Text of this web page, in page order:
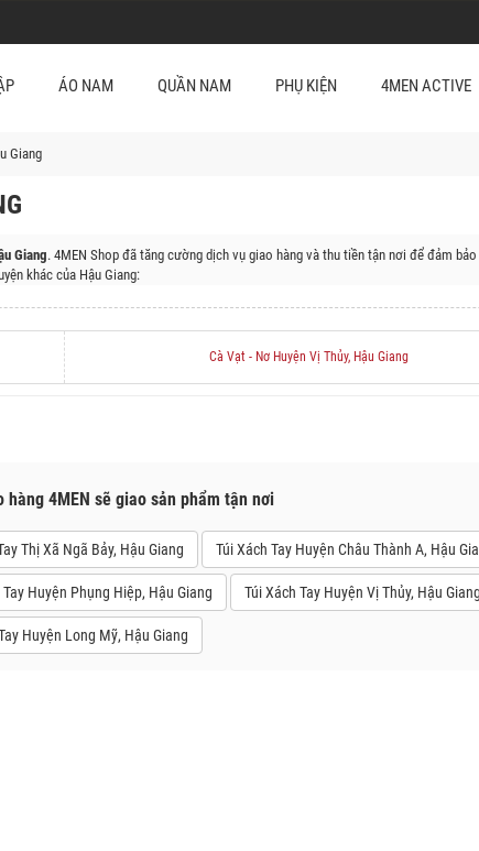
ÁO NAM QUẦN NAM PHỤ KIỆN 4MEN ACTIVE
Giang
Giang. 4MEN Shop đã tăng cường dịch vụ giao hàng và thu tiền tận nơi để đảm
khác của Hậu Giang:
Cà Vạt - Nơ Huyện Vị Thủy, Hậu Giang
hàng 4MEN sẽ giao sản phẩm tận nơi
Thị Xã Ngã Bảy, Hậu Giang Túi Xách Tay Huyện Châu Thành A, Hậu
Tay Huyện Phụng Hiệp, Hậu Giang Túi Xách Tay Huyện Vị Thủy, Hậu Giang
Huyện Long Mỹ, Hậu Giang